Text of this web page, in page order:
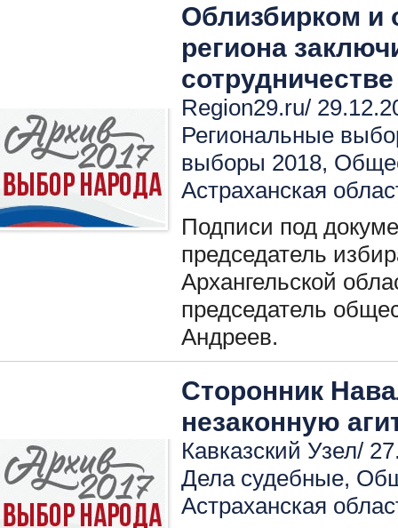
Облизбирком и
региона
сотрудничестве
Region29.ru/
Региональные
выборы 2018,
Астраханская
Подписи под
председатель
Архангельской
председатель
Андреев.
Сторонник
незаконную
Кавказский Узел/
Дела судебные,
Астраханская